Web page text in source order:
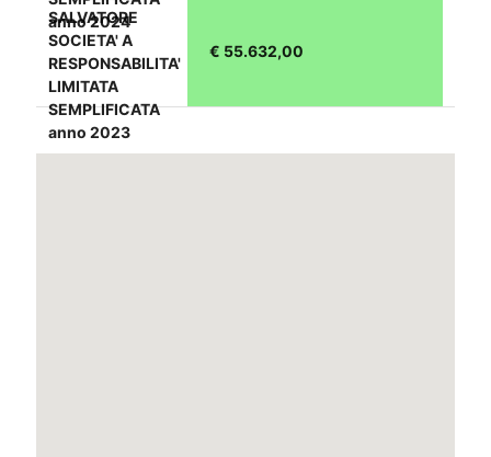
anno 2024
SALVATORE
SOCIETA' A
RESPONSABILITA'
LIMITATA
SEMPLIFICATA
anno 2023
€ 55.632,00